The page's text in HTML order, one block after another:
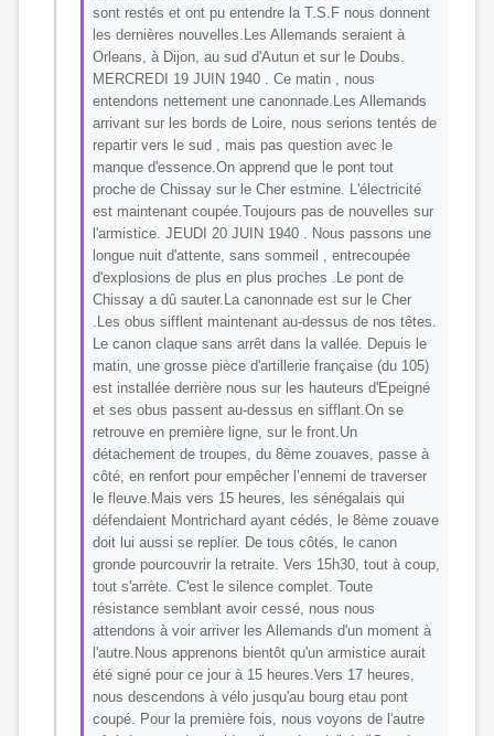
sont restés et ont pu entendre la T.S.F nous donnent
les dernières nouvelles.Les Allemands seraient à
Orleans, à Dijon, au sud d'Autun et sur le Doubs.
MERCREDI 19 JUIN 1940 . Ce matin , nous
entendons nettement une canonnade.Les Allemands
arrivant sur les bords de Loire, nous serions tentés de
repartir vers le sud , mais pas question avec le
manque d'essence.On apprend que le pont tout
proche de Chissay sur le Cher estmine. L'électricité
est maintenant coupée.Toujours pas de nouvelles sur
l'armistice. JEUDI 20 JUIN 1940 . Nous passons une
longue nuit d'attente, sans sommeil , entrecoupée
d'explosions de plus en plus proches .Le pont de
Chissay a dû sauter.La canonnade est sur le Cher
.Les obus sifflent maintenant au-dessus de nos têtes.
Le canon claque sans arrêt dans la vallée. Depuis le
matin, une grosse pièce d'artillerie française (du 105)
est installée derrière nous sur les hauteurs d'Epeigné
et ses obus passent au-dessus en sifflant.On se
retrouve en première ligne, sur le front.Un
détachement de troupes, du 8ème zouaves, passe à
côté, en renfort pour empêcher l’ennemi de traverser
le fleuve.Mais vers 15 heures, les sénégalais qui
défendaient Montrichard ayant cédés, le 8ème zouave
doit lui aussi se replíer. De tous côtés, le canon
gronde pourcouvrir la retraite. Vers 15h30, tout à coup,
tout s'arrète. C'est le silence complet. Toute
résistance semblant avoir cessé, nous nous
attendons à voir arriver les Allemands d'un moment à
l'autre.Nous apprenons bientôt qu'un armistice aurait
été signé pour ce jour à 15 heures.Vers 17 heures,
nous descendons à vélo jusqu'au bourg etau pont
coupé. Pour la première fois, nous voyons de l'autre